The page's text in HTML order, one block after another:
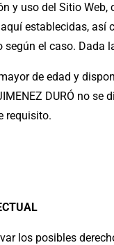
y uso del Sitio
establecidas,
el caso. Dada
de edad y
DURÓ no
requisito.
los posibles